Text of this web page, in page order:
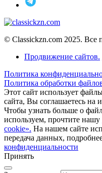
© Classickzn.com 2025. Все
Продвижение сайтов.
Политика
Политика обработки
Этот сайт использует
сайта, Вы соглашаетесь на
Чтобы узнать больше о
используем, прочтите нашу
cookie». На нашем сайте
передача данных,
конфиденциальности
Принять